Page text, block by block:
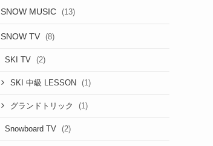
SNOW MUSIC (13)
SNOW TV (8)
SKI TV (2)
SKI 中級 LESSON (1)
グランドトリック (1)
Snowboard TV (2)